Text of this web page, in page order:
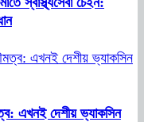
এখনই দেশীয় ভ্যাকসিন